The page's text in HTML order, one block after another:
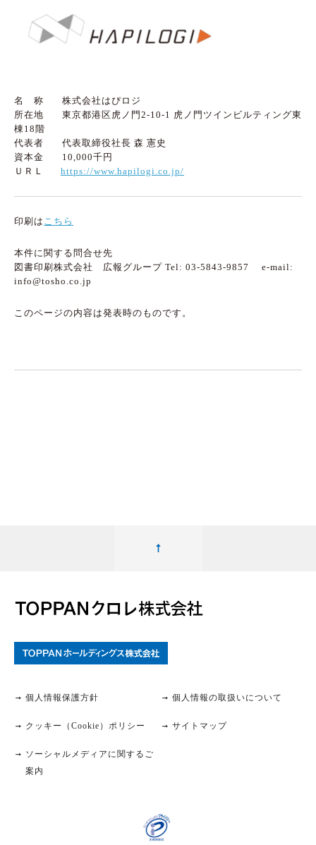
名 称 株式会社はぴロジ
所在地 東京都港区虎ノ門2-10-1 虎ノ門ツインビルティング東
棟18階
代表者 代表取締役社長 森 憲史
資本金 10,000千円
ＵＲＬ https://www.hapilogi.co.jp/
印刷は こちら
本件に関する問合せ先
図書印刷株式会社 広報グループ Tel: 03-5843-9857 e-mail:
info@tosho.co.jp
このページの内容は発表時のものです。
個人情報保護方針 個人情報の取扱いについて
クッキー（Cookie）ポリシー サイトマップ
ソーシャルメディアに関するご
案内